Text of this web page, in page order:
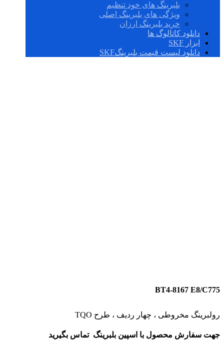
بلبرینگ های خود تنظیم
ویژگی های بلبرینگ اصلی
خرید بلبرینگ ارزان
دانلود کاتالوگ ها
ابزار SKF
دانلود لیست قیمت بلبرینگSKF
BT4-8167 E8/C775
رولبرینگ مخروطی ، چهار ردیف ، طرح TQO
جهت سفارش محصول با اسپین بلبرینگ تماس بگیرید